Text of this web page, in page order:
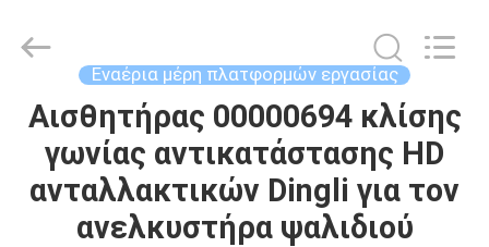
ΣΠΊΤΙ
ΠΡΟΪΌΝΤΑ
Developed
Εναέρια μέρη πλατφορμών εργασίας
Αισθητήρας 00000694 κλίσης
γωνίας αντικατάστασης HD
ανταλλακτικών Dingli για τον
ανελκυστήρα ψαλιδιού